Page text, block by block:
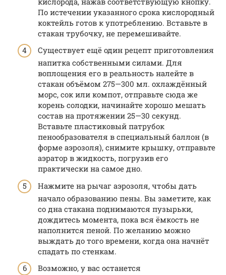
По истечении указанного срока кислородный
коктейль готов к употреблению. Вставьте в
стакан трубочку, не перемешивайте.
Существует ещё один рецепт приготовления
напитка собственными силами. Для
воплощения его в реальность налейте в
стакан объёмом 275—300 мл. охлаждённый
морс, сок или компот, отправьте сюда же
корень солодки, начинайте хорошо мешать
состав на протяжении 25—30 секунд.
Вставьте пластиковый патрубок
пенообразователя в специальный баллон (в
форме аэрозоля), снимите крышку, отправьте
аэратор в жидкость, погрузив его
практически на самое дно.
Нажмите на рычаг аэрозоля, чтобы дать
начало образованию пены. Вы заметите, как
со дна стакана поднимаются пузырьки,
дождитесь момента, пока вся ёмкость не
наполнится пеной. По желанию можно
выждать до того времени, когда она начнёт
спадать по стенкам.
Возможно, у вас останется